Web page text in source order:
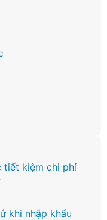
tiết kiệm chi phí
khi nhập khẩu